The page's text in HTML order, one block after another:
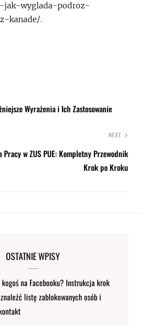
wyglada-podroz-
kanade/.
Wyrażenia i Ich Zastosowanie
NEXT
Pracy w ZUS PUE: Kompletny Przewodnik
Krok po Kroku
OSTATNIE WPISY
na Facebooku? Instrukcja krok
listę zablokowanych osób i